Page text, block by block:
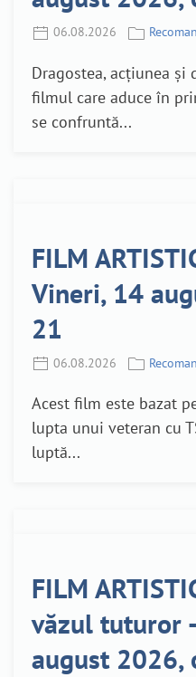
06.08.2026
Dragostea, acțiunea și
filmul care aduce în
se confruntă...
FILM
Vineri, 14
21
06.08.2026
Acest film este bazat
lupta unui veteran cu
luptă...
FILM
văzul tuturor
august 2026,